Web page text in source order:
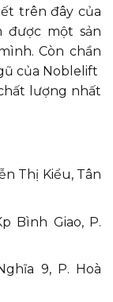
trên đây của
được một sản
Còn chần
của Noblelift
lượng nhất
Thị Kiểu, Tân
Bình Giao, P.
9, P. Hoà